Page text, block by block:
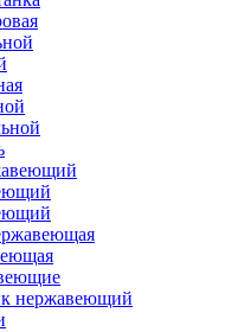
нержавеющий